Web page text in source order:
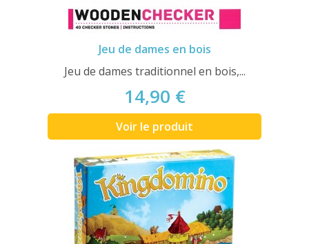
Jeu de dames en bois
Jeu de dames traditionnel en bois,...
14,90 €
Voir le produit